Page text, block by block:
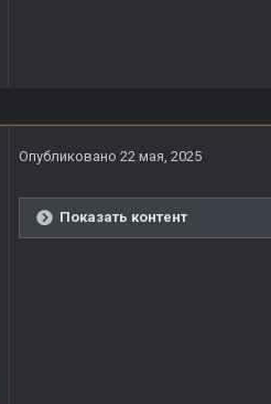
Опубликовано 22 мая, 2025
Показать контент